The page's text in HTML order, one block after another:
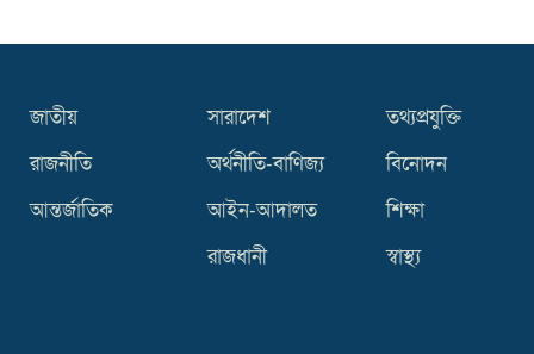
করে কমিটি অনুমোদন
জাতীয়
রাজনীতি
আন্তর্জাতিক
সারাদেশ
অর্থনীতি-বাণিজ্য
আইন-আদালত
রাজধানী
তথ্যপ্রযুক্তি
বিনোদন
শিক্ষা
স্বাস্থ্য